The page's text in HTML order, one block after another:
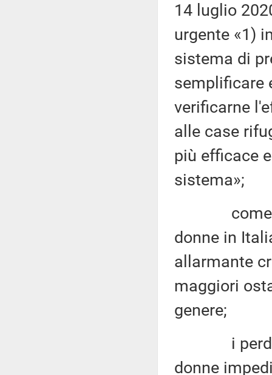
14 luglio
urgente «1)
sistema di
semplificare
verificarne
alle case
più efficace
sistema»;
come si
donne in
allarmante
maggiori
genere;
i
donne